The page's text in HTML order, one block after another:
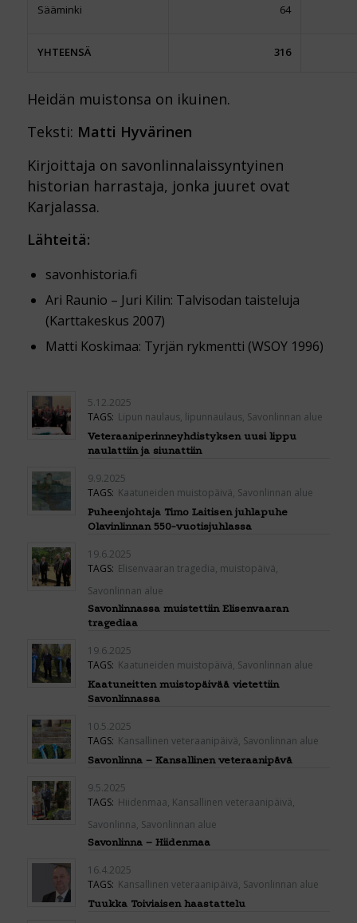
Sääminki 64
YHTEENSÄ 316
Heidän muistonsa on ikuinen.
Teksti: Matti Hyvärinen
Kirjoittaja on savonlinnalaissyntyinen
historian harrastaja, jonka juuret ovat
Karjalassa.
Lähteitä:
savonhistoria.fi
Ari Raunio – Juri Kilin: Talvisodan taisteluja
(Karttakeskus 2007)
Matti Koskimaa: Tyrjän rykmentti (WSOY 1996)
5.12.2025
TAGS: Lipun naulaus, lipunnaulaus, Savonlinnan alue
Veteraaniperinneyhdistyksen uusi lippu
naulattiin ja siunattiin
9.9.2025
TAGS: Kaatuneiden muistopäivä, Savonlinnan alue
Puheenjohtaja Timo Laitisen juhlapuhe
Olavinlinnan 550-vuotisjuhlassa
19.6.2025
TAGS: Elisenvaaran tragedia, muistopäivä,
Savonlinnan alue
Savonlinnassa muistettiin Elisenvaaran
tragediaa
19.6.2025
TAGS: Kaatuneiden muistopäivä, Savonlinnan alue
Kaatuneitten muistopäivää vietettiin
Savonlinnassa
10.5.2025
TAGS: Kansallinen veteraanipäivä, Savonlinnan alue
Savonlinna – Kansallinen veteraanipävä
9.5.2025
TAGS: Hiidenmaa, Kansallinen veteraanipäivä,
Savonlinna, Savonlinnan alue
Savonlinna – Hiidenmaa
16.4.2025
TAGS: Kansallinen veteraanipäivä, Savonlinnan alue
Tuukka Toiviaisen haastattelu